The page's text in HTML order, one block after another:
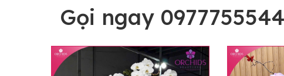
Gọi ngay 0977755544